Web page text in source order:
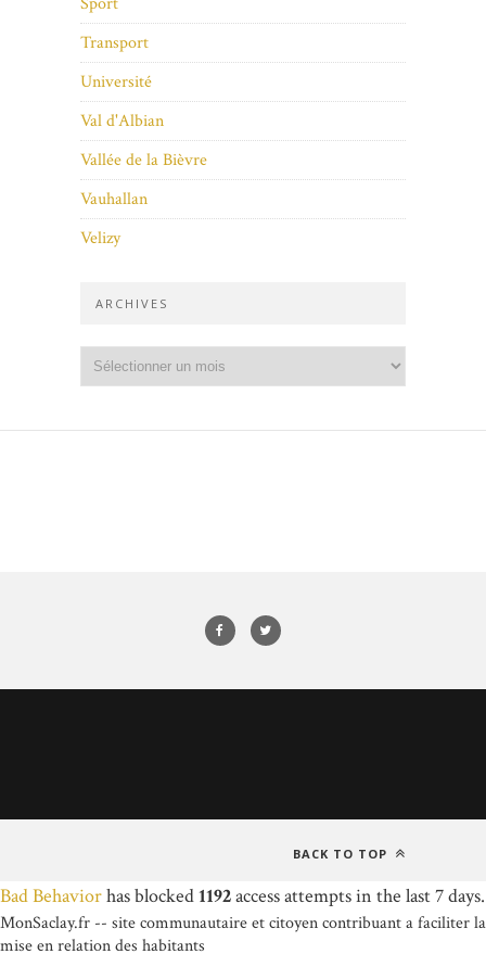
Transport
Université
Val d'Albian
Vallée de la Bièvre
Vauhallan
Velizy
ARCHIVES
BACK TO TOP
Bad Behaviorhas blocked1192access attempts in the last 7 days.
MonSaclay.fr -- site communautaire et citoyen contribuant a faciliter la
mise en relation des habitants